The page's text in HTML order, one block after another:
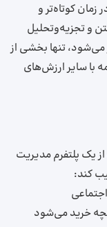
زمان کوتاه‌تر و
و تجزیه‌وتحلیل
تنها بخشی از
با سایر ارزش‌های
یک پلتفرم مدیریت
خرید می‌شود